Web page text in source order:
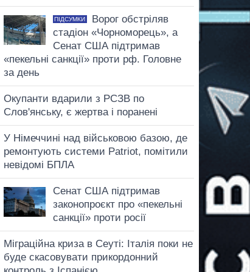
ПІДСУМКИ
Ворог обстріляв
стадіон «Чорноморець», а
Сенат США підтримав
«пекельні санкції» проти рф. Головне
за день
Окупанти вдарили з РСЗВ по
Слов'янську, є жертва і поранені
У Німеччині над військовою базою, де
ремонтують системи Patriot, помітили
невідомі БПЛА
Сенат США підтримав
законопроєкт про «пекельні
санкції» проти росії
Міграційна криза в Сеуті: Італія поки не
буде скасовувати прикордонний